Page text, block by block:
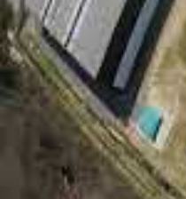
lancement
capacités
Une